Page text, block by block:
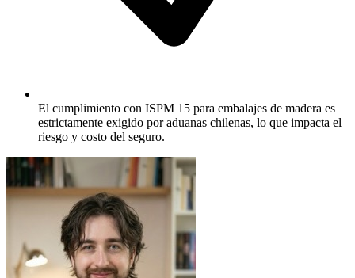
El cumplimiento con ISPM 15 para embalajes de madera es
estrictamente exigido por aduanas chilenas, lo que impacta el
riesgo y costo del seguro.